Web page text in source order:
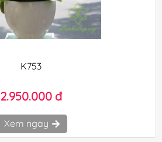
K753
2.950.000 đ
Xem ngay